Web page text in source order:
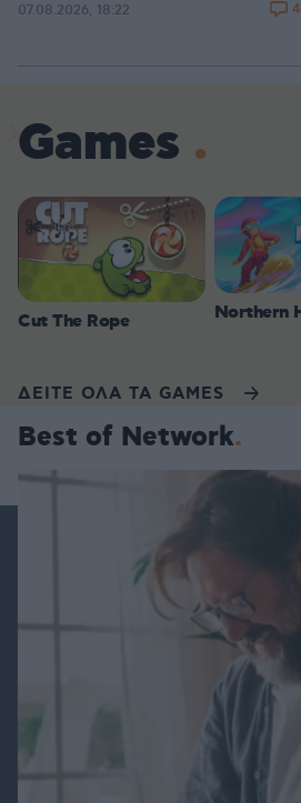
07.08.2026, 18:22
Games
Cut The Rope Northern
ΔΕΙΤΕ ΟΛΑ ΤΑ GAMES
Best of Network